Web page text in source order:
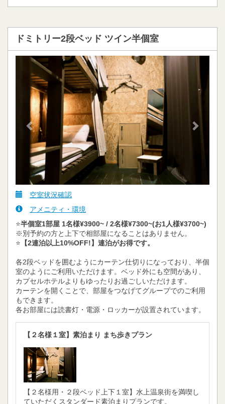
ドミトリー2段ベッド ツイン半個室
Previous
空室状況確認
アメニティ・環境
⭐️半個室1部屋 1名様¥3900~ / 2名様¥7300~(お1人様¥3700~)
※別予約の方と上下で相部屋になることはありません。
⭐️ 【2連泊以上10%OFF!】連泊がお得です。
各2段ベッドを囲むようにカーテン仕切りになっており、半個
室のようにご利用いただけます。ベッド外にも空間があり、
カプセルホテルよりもゆったりお過ごしいただけます。
カーテンを開くことで、部屋をつなげてグループでのご利用
もできます。
各お部屋には読書灯・電源・ロッカーが設置されています。
【２名様１室】素泊まり まち歩きプラン
【２名様用・２段ベッド上下１室】水上温泉街を満喫し
ていただくスタンダード素泊まりプランです。